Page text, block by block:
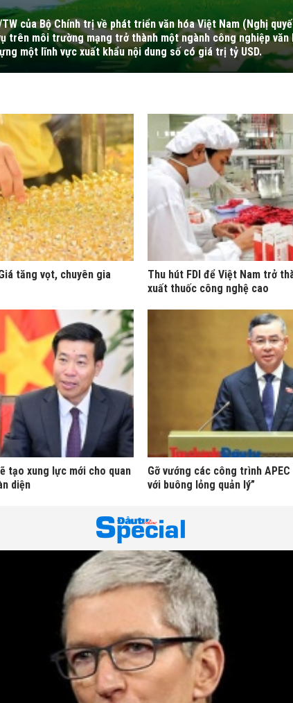
của Bộ Chính trị về phát triển văn hóa Việt Nam (Nghị
trên môi trường mạng trở thành một ngành công nghiệp văn
một lĩnh vực xuất khẩu nội dung số có giá trị tỷ USD.
tăng vọt, chuyên gia
Thu hút FDI để Việt Nam trở
xuất thuốc công nghệ cao
tạo xung lực mới cho quan
diện
Gỡ vướng các công trình
với buông lỏng quản lý”